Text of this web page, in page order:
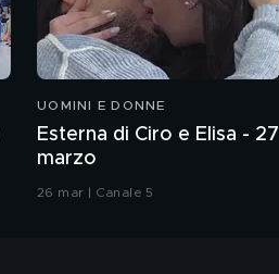
UOMINI E DONNE
Esterna di Ciro e Elisa - 27
marzo
26 mar | Canale 5